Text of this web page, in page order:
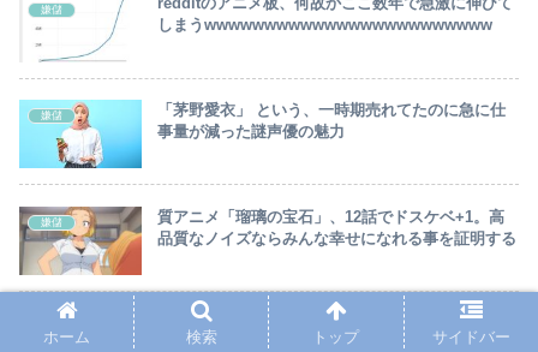
嫌儲
しまうwwwwwwwwwwwwwwwwwwwwwwww
嫌儲
「茅野愛衣」 という、一時期売れてたのに急に仕
事量が減った謎声優の魅力
嫌儲
質アニメ「瑠璃の宝石」、12話でドスケベ+1。高
品質なノイズならみんな幸せになれる事を証明する
４１歳だが、漫画家になろうと思う、何から始めた
らいいんだ？全くの未経験だ。
ホーム 検索 トップ サイドバー